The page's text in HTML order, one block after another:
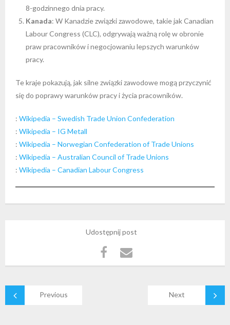
8-godzinnego dnia pracy.
Kanada: W Kanadzie związki zawodowe, takie jak Canadian
Labour Congress (CLC), odgrywają ważną rolę w obronie
praw pracowników i negocjowaniu lepszych warunków
pracy.
Te kraje pokazują, jak silne związki zawodowe mogą przyczynić
się do poprawy warunków pracy i życia pracowników.
: Wikipedia – Swedish Trade Union Confederation
: Wikipedia – IG Metall
: Wikipedia – Norwegian Confederation of Trade Unions
: Wikipedia – Australian Council of Trade Unions
: Wikipedia – Canadian Labour Congress
Udostępnij post
Previous Next